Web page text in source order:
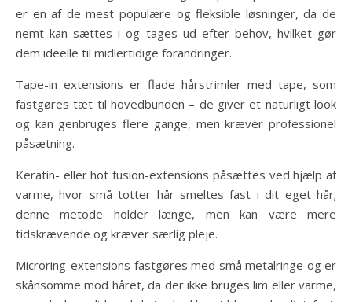
er en af de mest populære og fleksible løsninger, da de
nemt kan sættes i og tages ud efter behov, hvilket gør
dem ideelle til midlertidige forandringer.
Tape-in extensions er flade hårstrimler med tape, som
fastgøres tæt til hovedbunden – de giver et naturligt look
og kan genbruges flere gange, men kræver professionel
påsætning.
Keratin- eller hot fusion-extensions påsættes ved hjælp af
varme, hvor små totter hår smeltes fast i dit eget hår;
denne metode holder længe, men kan være mere
tidskrævende og kræver særlig pleje.
Microring-extensions fastgøres med små metalringe og er
skånsomme mod håret, da der ikke bruges lim eller varme,